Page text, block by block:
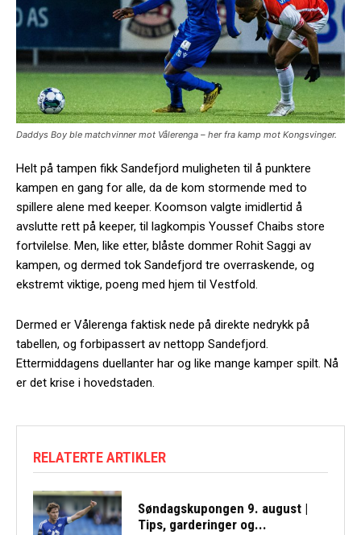
Daddys Boy ble matchvinner mot Vålerenga – her fra kamp mot Kongsvinger.
Helt på tampen fikk Sandefjord muligheten til å punktere
kampen en gang for alle, da de kom stormende med to
spillere alene med keeper. Koomson valgte imidlertid å
avslutte rett på keeper, til lagkompis Youssef Chaibs store
fortvilelse. Men, like etter, blåste dommer Rohit Saggi av
kampen, og dermed tok Sandefjord tre overraskende, og
ekstremt viktige, poeng med hjem til Vestfold.
Dermed er Vålerenga faktisk nede på direkte nedrykk på
tabellen, og forbipassert av nettopp Sandefjord.
Ettermiddagens duellanter har og like mange kamper spilt. Nå
er det krise i hovedstaden.
RELATERTE ARTIKLER
Søndagskupongen 9. august |
Tips, garderinger og...